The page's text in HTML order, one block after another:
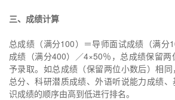
三、成绩计算
总成绩（满分100）＝导师面试成绩（满分
成绩（满分400）／4×50％，总成绩保留
予录取。如总成绩（保留两位小数后）相
总分、科研潜质成绩、外语听说能力成绩
识成绩的顺序由高到低进行排名。